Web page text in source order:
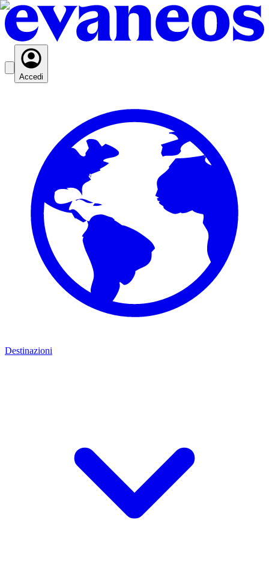
Accedi
Destinazioni